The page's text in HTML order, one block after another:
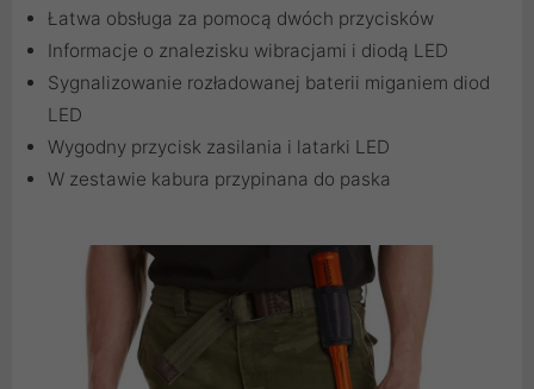
Łatwa obsługa za pomocą dwóch przycisków
Informacje o znalezisku wibracjami i diodą LED
Sygnalizowanie rozładowanej baterii miganiem diod
LED
Wygodny przycisk zasilania i latarki LED
W zestawie kabura przypinana do paska